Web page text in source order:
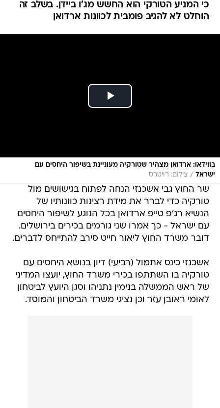
כי המניע הטורקי הוא החשש מג'ו ביידן. בשלב זה
הוחלט לא להגיב פומבית לכוונות ארדואן
בווידאו: ארדואן מצהיר שטורקיה מעוניינת בשיפור היחסים עם
ישראל / צילום: רויטרס
שר החוץ גבי אשכנזי הנחה לפתוח בגישושים מול
טורקיה כדי לברר את מידת רצינות כוונותיו של
הנשיא רג'פ טייפ ארדואן בכל הנוגע לשיפור היחסים
עם ישראל - כך אמרו שני גורמים בכירים בירושלים.
דובר משרד החוץ ליאור חייט סירב להתייחס לדברים.
אשכנזי כינס אתמול (רביעי) דיון בנושא היחסים עם
טורקיה בו השתתפו בכירי משרד החוץ, יועצו המדיני
של ראש הממשלה בנימין נתניהו וסגן היועץ לביטחון
לאומי ראובן עזר וכן נציגי משרד הביטחון והמוסד.